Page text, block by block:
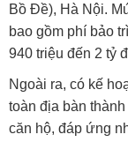
Bồ Đề), Hà Nội.
bao gồm phí bảo
940 triệu đến 2 tỷ
Ngoài ra, có kế
toàn địa bàn
căn hộ, đáp ứng